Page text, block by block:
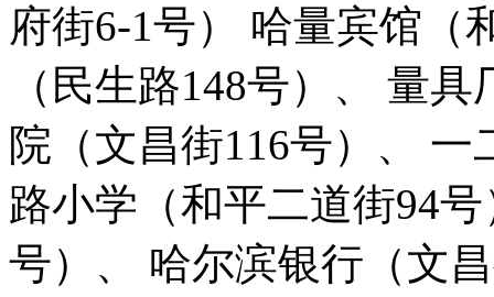
府街6-1号） 哈量宾馆（
（民生路148号）、 量
院（文昌街116号）、
路小学（和平二道街94
号）、 哈尔滨银行（文